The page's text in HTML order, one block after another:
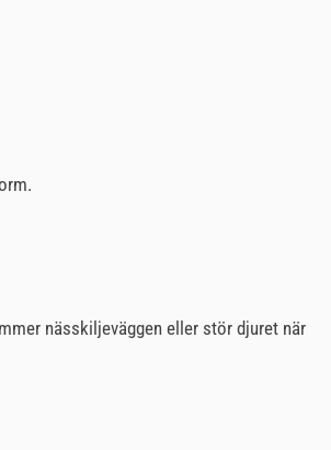
nässkiljeväggen eller stör djuret när